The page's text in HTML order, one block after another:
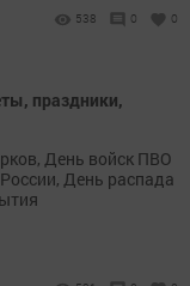
538 0 0
праздники,
День войск ПВО
День распада